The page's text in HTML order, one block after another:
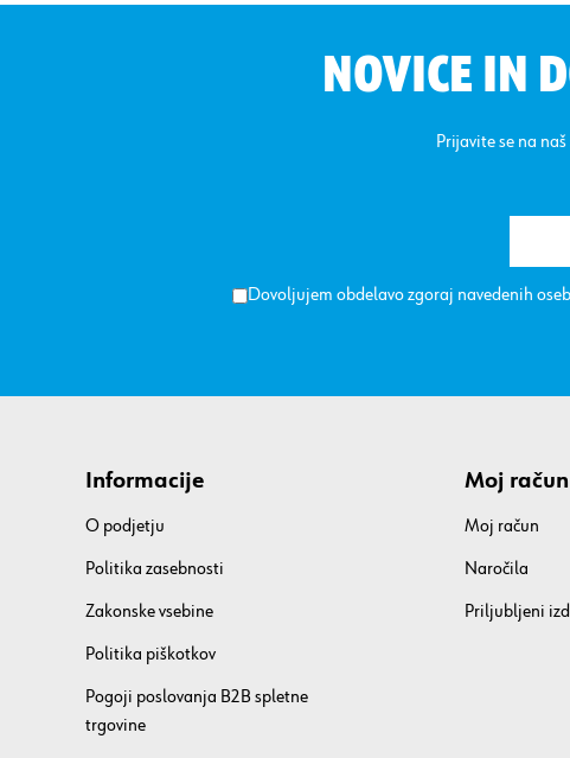
NOVICE IN
Prijavite se na
Dovoljujem obdelavo zgoraj navedenih
Informacije
O podjetju
Politika zasebnosti
Zakonske vsebine
Politika piškotkov
Pogoji poslovanja B2B spletne
trgovine
Moj račun
Moj račun
Naročila
Priljubljeni